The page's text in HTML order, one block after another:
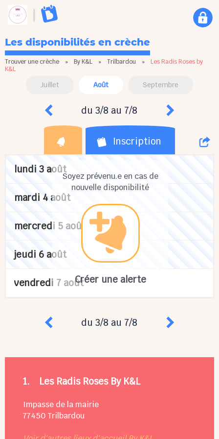
Les disponibilités en crèche
Trouver une crèche » By K&L » Trilbardou » Les Radis Roses by
K&L
Juillet Août Septembre
du 3/8 au 7/8
Inscription
Soyez prévenu.e en cas de
nouvelle disponibilité
Créer une alerte
lundi 3 août
mardi 4 août
mercredi 5 août
jeudi 6 août
vendredi 7 août
du 3/8 au 7/8
1. Les Radis Roses By K&L
Impasse de la mairie
77450 Trilbardou